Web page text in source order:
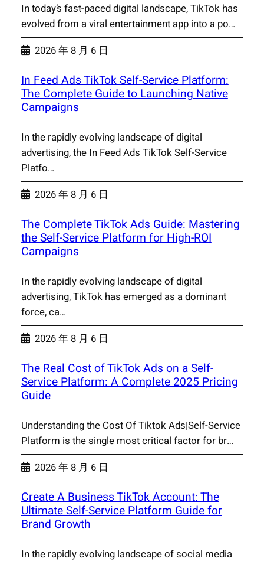
In today’s fast-paced digital landscape, TikTok has
evolved from a viral entertainment app into a po…
2026 年 8 月 6 日
In Feed Ads TikTok Self-Service Platform:
The Complete Guide to Launching Native
Campaigns
In the rapidly evolving landscape of digital
advertising, the In Feed Ads TikTok Self-Service
Platfo…
2026 年 8 月 6 日
The Complete TikTok Ads Guide: Mastering
the Self-Service Platform for High-ROI
Campaigns
In the rapidly evolving landscape of digital
advertising, TikTok has emerged as a dominant
force, ca…
2026 年 8 月 6 日
The Real Cost of TikTok Ads on a Self-
Service Platform: A Complete 2025 Pricing
Guide
Understanding the Cost Of Tiktok Ads|Self-Service
Platform is the single most critical factor for br…
2026 年 8 月 6 日
Create A Business TikTok Account: The
Ultimate Self-Service Platform Guide for
Brand Growth
In the rapidly evolving landscape of social media